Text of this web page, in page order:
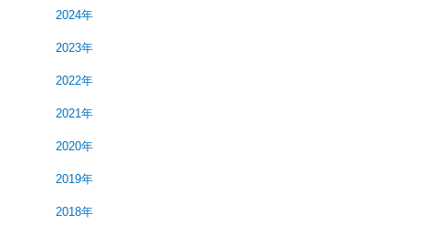
2024年
2023年
2022年
2021年
2020年
2019年
2018年